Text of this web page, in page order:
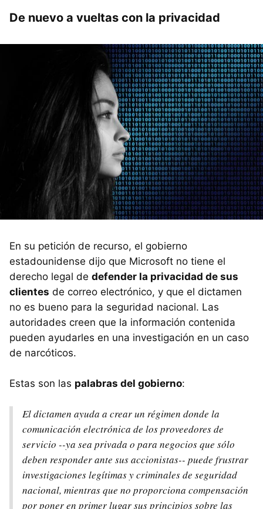
De nuevo a vueltas con la privacidad
En su petición de recurso, el gobierno
estadounidense dijo que Microsoft no tiene el
derecho legal de defender la privacidad de sus
clientes de correo electrónico, y que el dictamen
no es bueno para la seguridad nacional. Las
autoridades creen que la información contenida
pueden ayudarles en una investigación en un caso
de narcóticos.
Estas son las palabras del gobierno:
El dictamen ayuda a crear un régimen donde la
comunicación electrónica de los proveedores de
servicio --ya sea privada o para negocios que sólo
deben responder ante sus accionistas-- puede frustrar
investigaciones legítimas y criminales de seguridad
nacional, mientras que no proporciona compensación
por poner en primer lugar sus principios sobre las